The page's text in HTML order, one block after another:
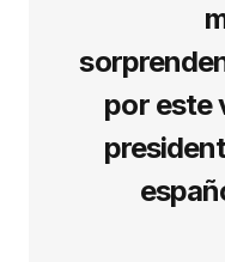
por este